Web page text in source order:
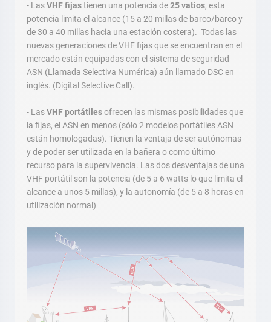
- LasVHF fijastienen una potencia de25 vatios, esta
potencia limita el alcance (15 a 20 millas de barco/barco y
de 30 a 40 millas hacia una estación costera). Todas las
nuevas generaciones de VHF fijas que se encuentran en el
mercado están equipadas con el sistema de seguridad
ASN (Llamada Selectiva Numérica) aún llamado DSC en
inglés. (Digital Selective Call).
- LasVHF portátilesofrecen las mismas posibilidades que
la fijas, el ASN en menos (sólo 2 modelos portátiles ASN
están homologadas). Tienen la ventaja de ser autónomas
y de poder ser utilizada en la bañera o como último
recurso para la supervivencia. Las dos desventajas de una
VHF portátil son la potencia (de 5 a 6 watts lo que limita el
alcance a unos 5 millas), y la autonomía (de 5 a 8 horas en
utilización normal)